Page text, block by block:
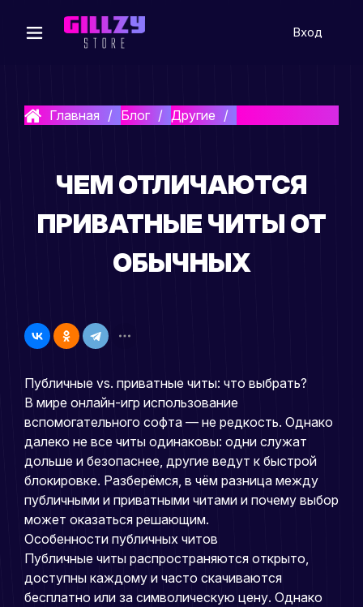
Вход
Главная Блог Другие
ЧЕМ ОТЛИЧАЮТСЯ
ПРИВАТНЫЕ ЧИТЫ ОТ
ОБЫЧНЫХ
Публичные vs. приватные читы: что выбрать?
В мире онлайн-игр использование
вспомогательного софта — не редкость. Однако
далеко не все читы одинаковы: одни служат
дольше и безопаснее, другие ведут к быстрой
блокировке. Разберёмся, в чём разница между
публичными и приватными читами и почему выбор
может оказаться решающим.
Особенности публичных читов
Публичные читы распространяются открыто,
доступны каждому и часто скачиваются
бесплатно или за символическую цену. Однако